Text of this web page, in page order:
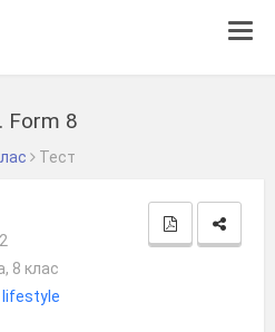
Form 8
Тест
8 клас
lifestyle